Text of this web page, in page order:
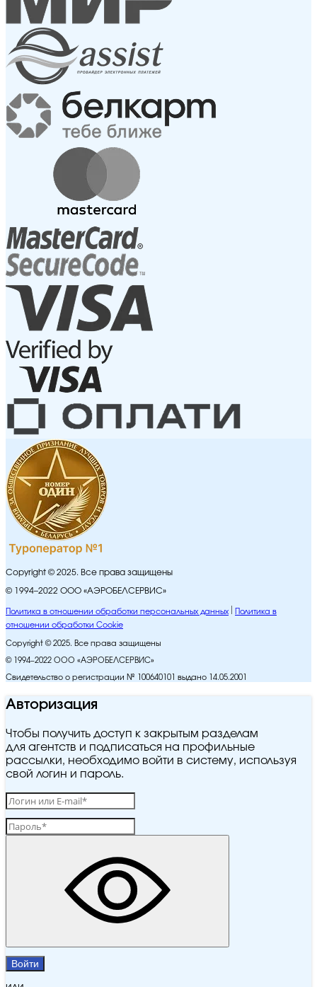
Copyright © 2025. Все права защищены
© 1994–2022 ООО «АЭРОБЕЛСЕРВИС»
Политика в отношении обработки персональных данных
Политика в
отношении обработки Cookie
Copyright © 2025. Все права защищены
© 1994–2022 ООО «АЭРОБЕЛСЕРВИС»
Свидетельство о регистрации № 100640101 выдано 14.05.2001
Авторизация
Чтобы получить доступ к закрытым разделам
для агентств и подписаться на профильные
рассылки, необходимо войти в систему, используя
свой логин и пароль.
Войти